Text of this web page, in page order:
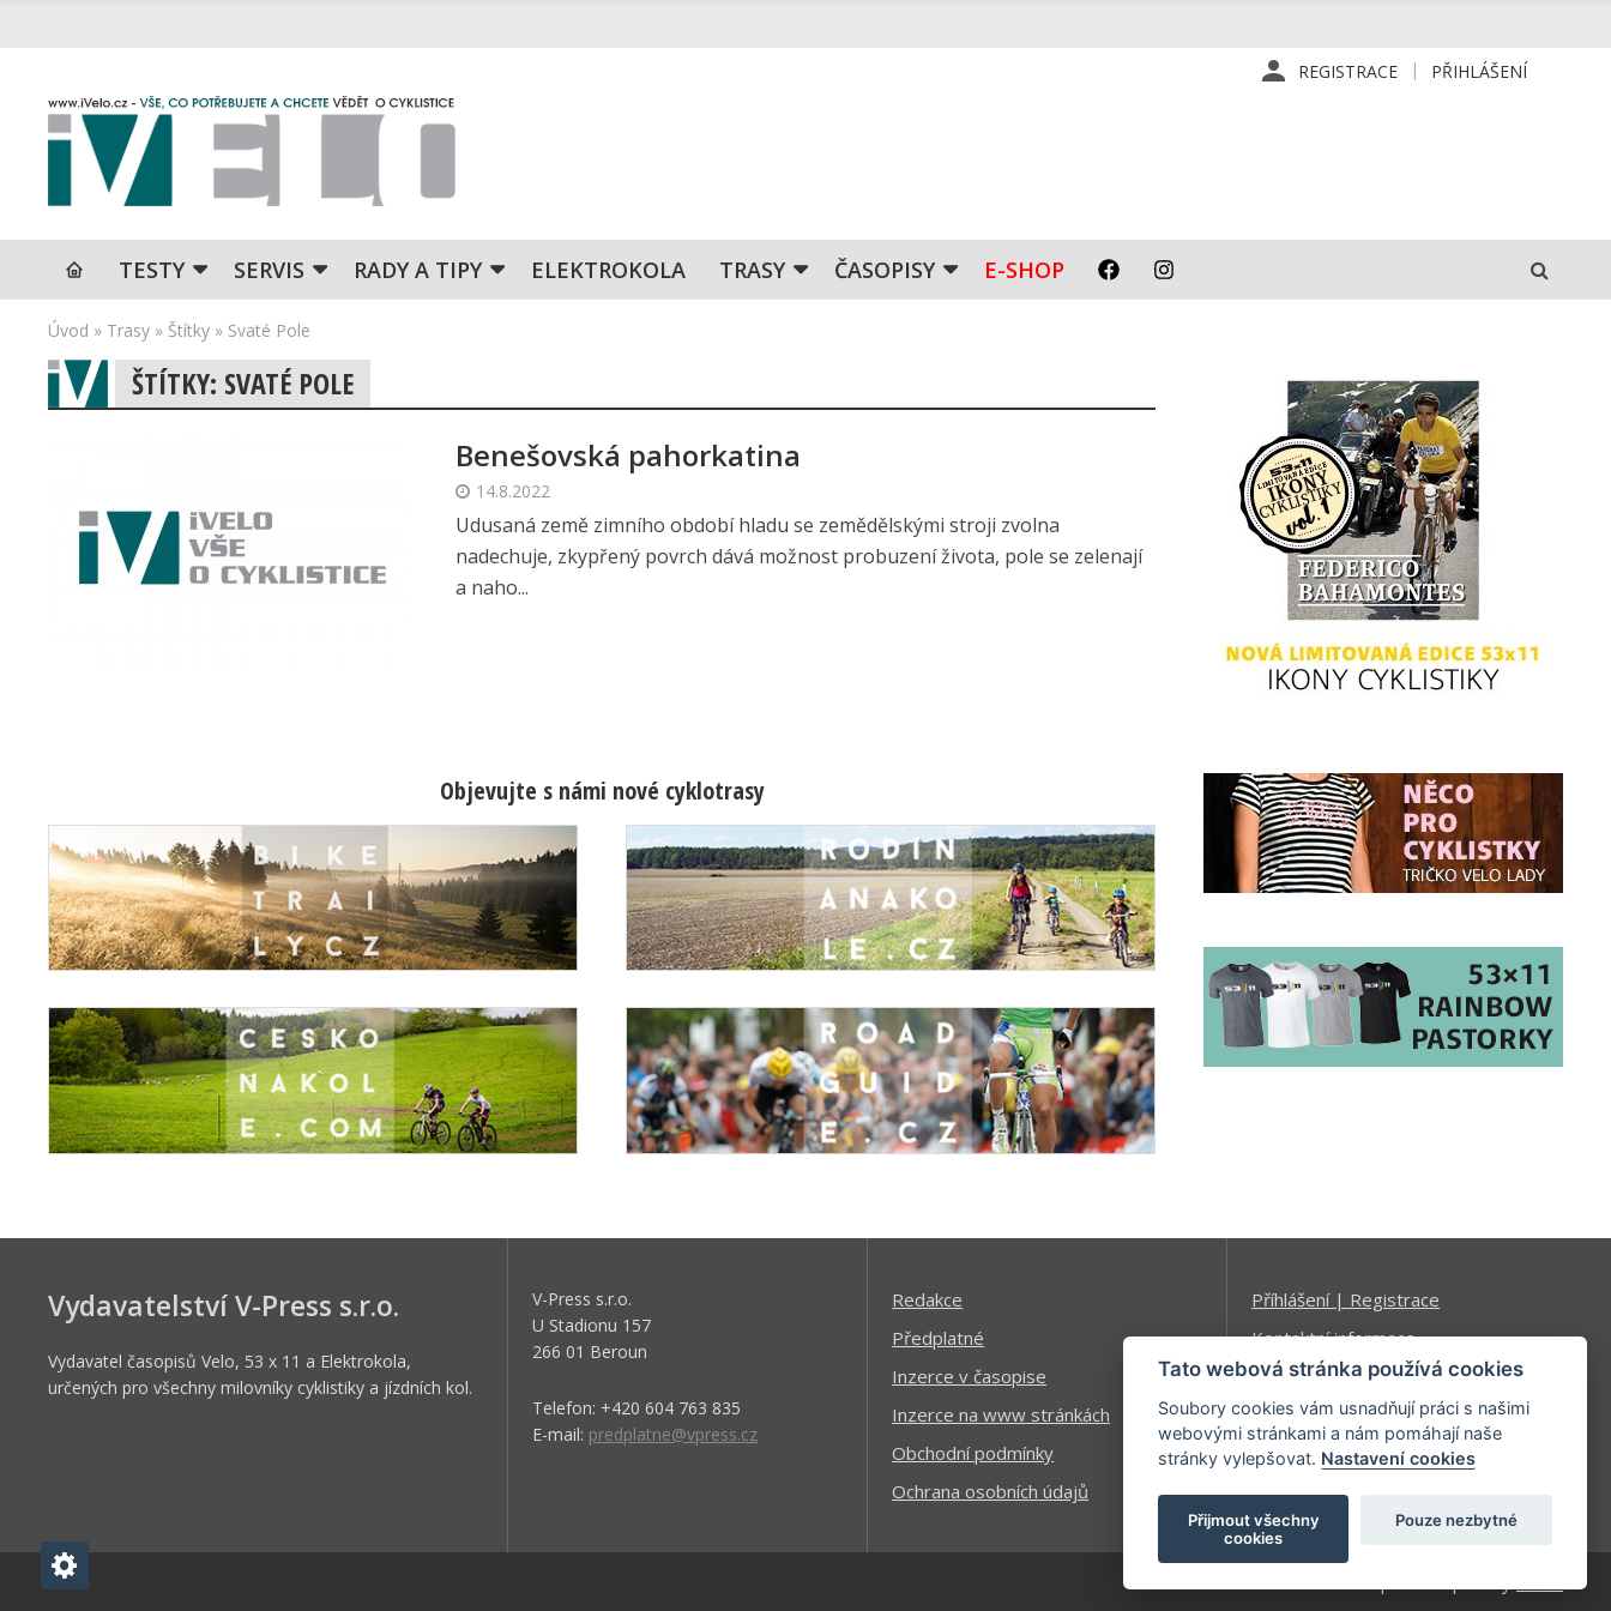
REGISTRACE PŘIHLÁŠENÍ
TESTY SERVIS RADY A TIPY ELEKTROKOLA TRASY ČASOPISY E-SHOP
Úvod » Trasy » Štítky » Svaté Pole
ŠTÍTKY: SVATÉ POLE
Benešovská pahorkatina
14.8.2022
Udusaná země zimního období hladu se zemědělskými stroji zvolna
nadechuje, zkypřený povrch dává možnost probuzení života, pole se zelenají
a naho...
Objevujte s námi nové cyklotrasy
Vydavatelství V-Press s.r.o.
Vydavatel časopisů Velo, 53 x 11 a Elektrokola,
určených pro všechny milovníky cyklistiky a jízdních kol.
V-Press s.r.o.
U Stadionu 157
266 01 Beroun
Telefon: +420 604 763 835
E-mail: predplatne@vpress.cz
Redakce
Předplatné
Inzerce v časopise
Inzerce na www stránkách
Obchodní podmínky
Ochrana osobních údajů
Příhlášení | Registrace
Kontaktní informace
Mapa stránek
Tato webová stránka používá cookies
Soubory cookies vám usnadňují práci s našimi
webovými stránkami a nám pomáhají naše
stránky vylepšovat. Nastavení cookies
Přijmout všechny
cookies
Pouze nezbytné